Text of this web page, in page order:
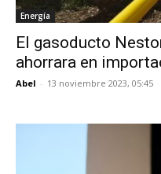
Energía
El gasoducto
ahorrara en
Abel - 13 noviembre 2023, 05:45